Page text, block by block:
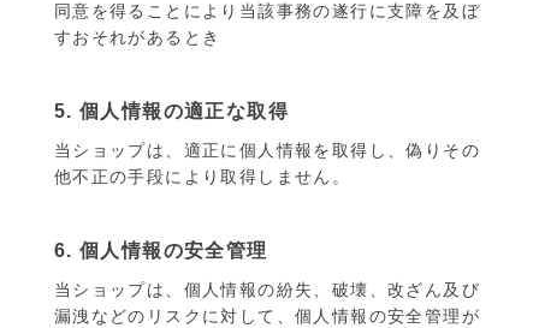
同意を得ることにより当該事務の遂行に支障を及ぼ
すおそれがあるとき
5. 個人情報の適正な取得
当ショップは、適正に個人情報を取得し、偽りその
他不正の手段により取得しません。
6. 個人情報の安全管理
当ショップは、個人情報の紛失、破壊、改ざん及び
漏洩などのリスクに対して、個人情報の安全管理が